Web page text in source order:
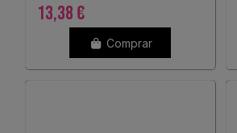
13,38 €
Comprar